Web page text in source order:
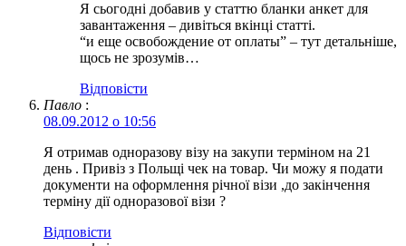
Я сьогодні добавив у статтю бланки анкет для
завантаження – дивіться вкінці статті.
“и еще освобождение от оплаты” – тут детальніше,
щось не зрозумів…
Відповіcти
Павло :
08.09.2012 о 10:56
Я отримав одноразову візу на закупи терміном на 21
день . Привіз з Польщі чек на товар. Чи можу я подати
документи на оформлення річної візи ,до закінчення
терміну дії одноразової візи ?
Відповіcти